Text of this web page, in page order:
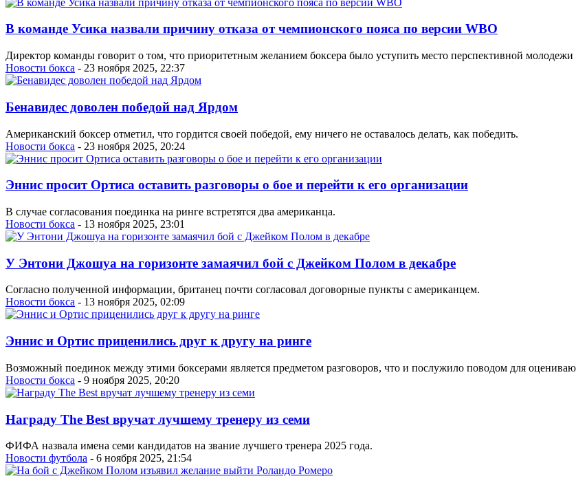
В команде Усика назвали причину отказа от чемпионского пояса по версии WBO
Директор команды говорит о том, что приоритетным желанием боксера было уступить место перспективной молодежи
Новости бокса - 23 ноября 2025, 22:37
Бенавидес доволен победой над Ярдом
Американский боксер отметил, что гордится своей победой, ему ничего не оставалось делать, как победить.
Новости бокса - 23 ноября 2025, 20:24
Эннис просит Ортиса оставить разговоры о бое и перейти к его организации
В случае согласования поединка на ринге встретятся два американца.
Новости бокса - 13 ноября 2025, 23:01
У Энтони Джошуа на горизонте замаячил бой с Джейком Полом в декабре
Согласно полученной информации, британец почти согласовал договорные пункты с американцем.
Новости бокса - 13 ноября 2025, 02:09
Эннис и Ортис приценились друг к другу на ринге
Возможный поединок между этими боксерами является предметом разговоров, что и послужило поводом для
Новости бокса - 9 ноября 2025, 20:20
Награду The Best вручат лучшему тренеру из семи
ФИФА назвала имена семи кандидатов на звание лучшего тренера 2025 года.
Новости футбола - 6 ноября 2025, 21:54